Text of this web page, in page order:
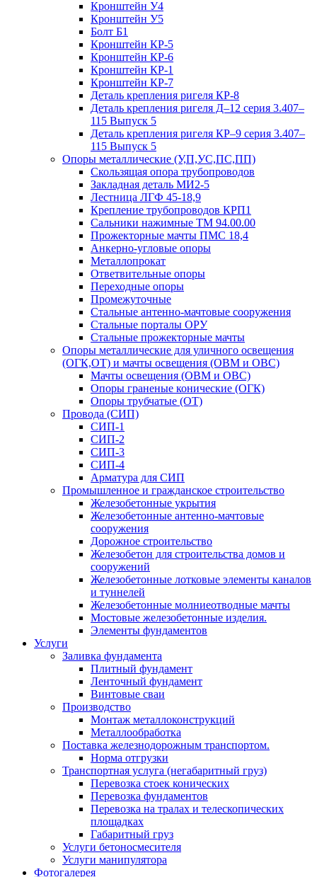
Кронштейн У4
Кронштейн У5
Болт Б1
Кронштейн КР-5
Кронштейн КР-6
Кронштейн КР-1
Кронштейн КР-7
Деталь крепления ригеля КР‑8
Деталь крепления ригеля Д–12 серия 3.407–
115 Выпуск 5
Деталь крепления ригеля КР–9 серия 3.407–
115 Выпуск 5
Опоры металлические (У,П,УС,ПС,ПП)
Скользящая опора трубопроводов
Закладная деталь МИ2-5
Лестница ЛГФ 45-18,9
Крепление трубопроводов КРП1
Сальники нажимные ТМ 94.00.00
Прожекторные мачты ПМС 18,4
Анкерно-угловые опоры
Металлопрокат
Ответвительные опоры
Переходные опоры
Промежуточные
Стальные антенно-мачтовые сооружения
Стальные порталы ОРУ
Стальные прожекторные мачты
Опоры металлические для уличного освещения
(ОГК,ОТ) и мачты освещения (ОВМ и ОВС)
Мачты освещения (ОВМ и ОВС)
Опоры граненые конические (ОГК)
Опоры трубчатые (ОТ)
Провода (СИП)
СИП-1
СИП-2
СИП-3
СИП-4
Арматура для СИП
Промышленное и гражданское строительство
Железобетонные укрытия
Железобетонные антенно-мачтовые
сооружения
Дорожное строительство
Железобетон для строительства домов и
сооружений
Железобетонные лотковые элементы каналов
и туннелей
Железобетонные молниеотводные мачты
Мостовые железобетонные изделия.
Элементы фундаментов
Услуги
Заливка фундамента
Плитный фундамент
Ленточный фундамент
Винтовые сваи
Производство
Монтаж металлоконструкций
Металлообработка
Поставка железнодорожным транспортом.
Норма отгрузки
Транспортная услуга (негабаритный груз)
Перевозка стоек конических
Перевозка фундаментов
Перевозка на тралах и телескопических
площадках
Габаритный груз
Услуги бетоносмесителя
Услуги манипулятора
Фотогалерея